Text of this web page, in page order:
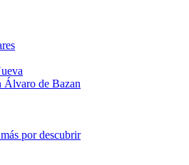
Álvaro de Bazan
por descubrir